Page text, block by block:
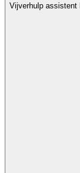
Vijverhulp assistent